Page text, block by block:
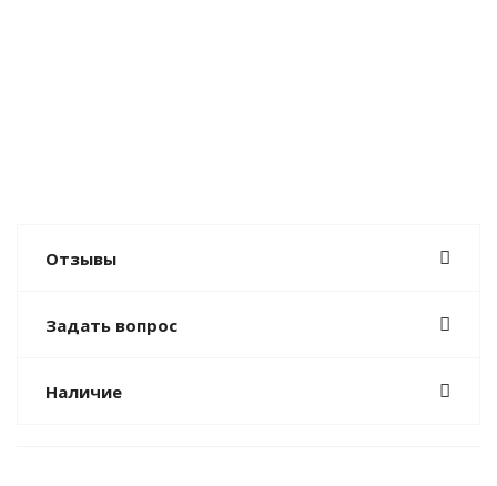
Отзывы
Задать вопрос
Наличие